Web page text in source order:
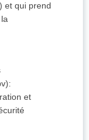
et qui prend
):
et